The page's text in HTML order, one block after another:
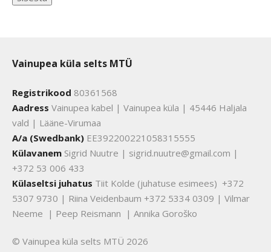
Vainupea küla selts MTÜ
Registrikood 80361568
Aadress Vainupea kabel | Vainupea küla | 45446 Haljala
vald | Lääne-Virumaa
A/a (Swedbank) EE392200221058315555
Külavanem Sigrid Nuutre | sigrid.nuutre@gmail.com |
+372 53 006 433
Külaseltsi juhatus Tiit Kolde (juhatuse esimees) +372
5307 9730 | Riina Veidenbaum +372 5334 0309 | Vilmar
Neeme | Peep Reismann | Annika Goroško
© Vainupea küla selts MTÜ 2026